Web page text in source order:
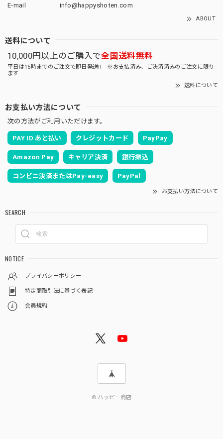
E-mail
info@happyshoten.com
ABOUT
送料について
10,000円以上のご購入で全国送料無料
平日は15時までのご注文で即日発送!! ※お支払済み、ご決済済みのご注文に限り
ます
送料について
お支払い方法について
次の方法がご利用いただけます。
PAY ID あと払い クレジットカード PayPay
Amazon Pay キャリア決済 銀行振込
コンビニ決済またはPay-easy PayPal
お支払い方法について
SEARCH
NOTICE
プライバシーポリシー
特定商取引法に基づく表記
会員規約
© ハッピー商店